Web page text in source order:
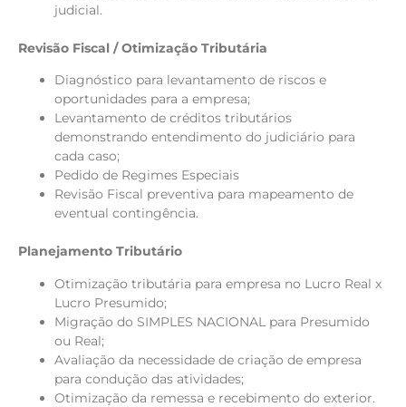
judicial.
Revisão Fiscal / Otimização Tributária
Diagnóstico para levantamento de riscos e
oportunidades para a empresa;
Levantamento de créditos tributários
demonstrando entendimento do judiciário para
cada caso;
Pedido de Regimes Especiais
Revisão Fiscal preventiva para mapeamento de
eventual contingência.
Planejamento Tributário
Otimização tributária para empresa no Lucro Real x
Lucro Presumido;
Migração do SIMPLES NACIONAL para Presumido
ou Real;
Avaliação da necessidade de criação de empresa
para condução das atividades;
Otimização da remessa e recebimento do exterior.